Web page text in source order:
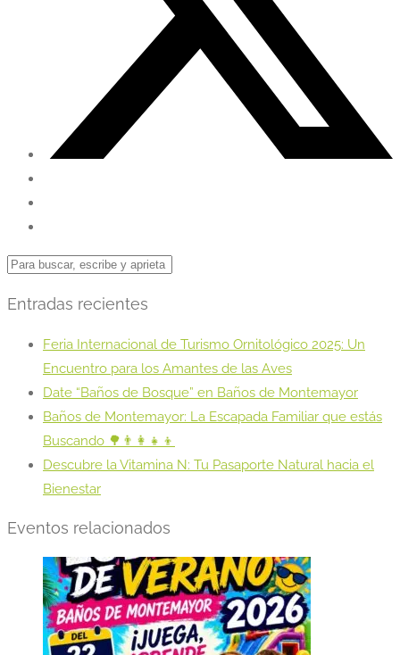
Entradas recientes
Feria Internacional de Turismo Ornitológico 2025: Un
Encuentro para los Amantes de las Aves
Date “Baños de Bosque” en Baños de Montemayor
Baños de Montemayor: La Escapada Familiar que estás
Buscando 🌳👨‍👩‍👧‍👦
Descubre la Vitamina N: Tu Pasaporte Natural hacia el
Bienestar
Eventos relacionados